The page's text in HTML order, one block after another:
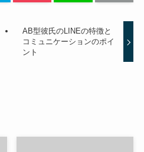
AB型彼氏のLINEの特徴と
コミュニケーションのポイ
ント